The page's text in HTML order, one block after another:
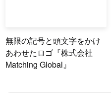
無限の記号と頭文字をかけ
あわせたロゴ『株式会社
Matching Global』